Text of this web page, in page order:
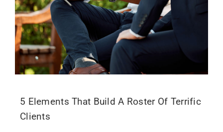
5 Elements That Build A Roster Of Terrific
Clients